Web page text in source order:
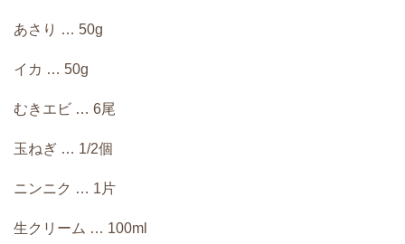
あさり … 50g
イカ … 50g
むきエビ … 6尾
玉ねぎ … 1/2個
ニンニク … 1片
生クリーム … 100ml